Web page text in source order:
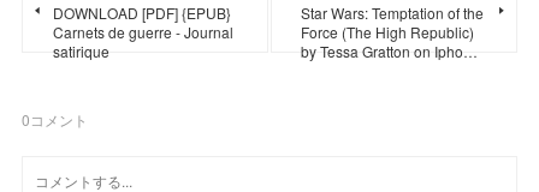
DOWNLOAD [PDF] {EPUB}
Carnets de guerre - Journal
satirique
Star Wars: Temptation of the
Force (The High Republic)
by Tessa Gratton on Ipho…
0コメント